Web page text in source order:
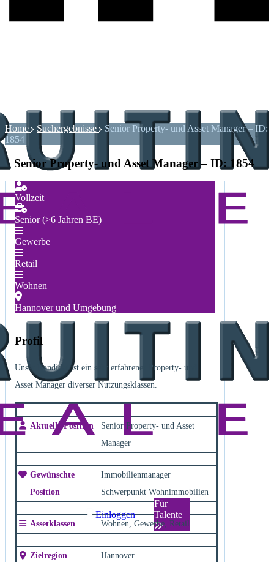
Einloggen
Für
Talente
Home Suchergebnisse
Senior Property- und Asset Manager – ID:
1854
Senior Property- und Asset Manager – ID: 1854
Vollzeit
Senior (>6 Jahren BE)
Gewerbe
Retail
Wohnen
Hannover und Umgebung
Profil
Unser Kandidat ist ein sehr erfahrener Property- und
Asset Manager diverser Nutzungsklassen.
Aktuelle Position
Senior Property- und Asset
Manager
Gewünschte
Position
Immobilienmanager
Schwerpunkt Wohnimmobilien
Assetklassen Wohnen, Gewerbe, Retail
Zielregion Hannover